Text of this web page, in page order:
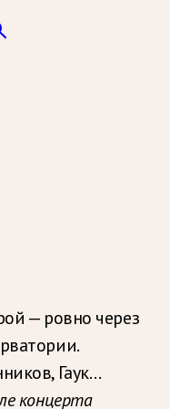
— ровно через
Гаук…
концерта